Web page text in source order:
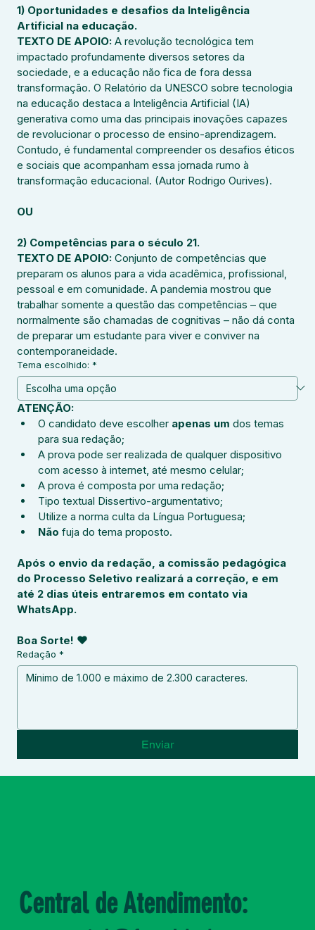
1) Oportunidades e desafios da Inteligência
Artificial na educação.
TEXTO DE APOIO: A revolução tecnológica tem
impactado profundamente diversos setores da
sociedade, e a educação não fica de fora dessa
transformação. O Relatório da UNESCO sobre tecnologia
na educação destaca a Inteligência Artificial (IA)
generativa como uma das principais inovações capazes
de revolucionar o processo de ensino-aprendizagem.
Contudo, é fundamental compreender os desafios éticos
e sociais que acompanham essa jornada rumo à
transformação educacional. (Autor Rodrigo Ourives).
OU
2) Competências para o século 21.
TEXTO DE APOIO: Conjunto de competências que
preparam os alunos para a vida acadêmica, profissional,
pessoal e em comunidade. A pandemia mostrou que
trabalhar somente a questão das competências – que
normalmente são chamadas de cognitivas – não dá conta
de preparar um estudante para viver e conviver na
contemporaneidade.
Tema escolhido: *
ATENÇÃO:
O candidato deve escolher apenas um dos temas
para sua redação;
A prova pode ser realizada de qualquer dispositivo
com acesso à internet, até mesmo celular;
A prova é composta por uma redação;
Tipo textual Dissertivo-argumentativo;
Utilize a norma culta da Língua Portuguesa;
Não fuja do tema proposto.
Após o envio da redação, a comissão pedagógica
do Processo Seletivo realizará a correção, e em
até 2 dias úteis entraremos em contato via
WhatsApp.
Boa Sorte! ❤
Redação *
Enviar
Central de Atendimento: